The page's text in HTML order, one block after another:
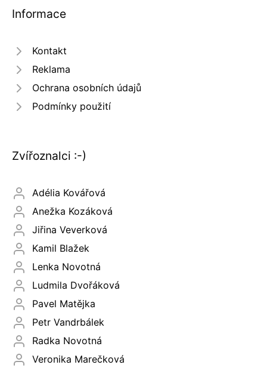
Informace
Kontakt
Reklama
Ochrana osobních údajů
Podmínky použití
Zvířoznalci :-)
Adélia Kovářová
Anežka Kozáková
Jiřina Veverková
Kamil Blažek
Lenka Novotná
Ludmila Dvořáková
Pavel Matějka
Petr Vandrbálek
Radka Novotná
Veronika Marečková